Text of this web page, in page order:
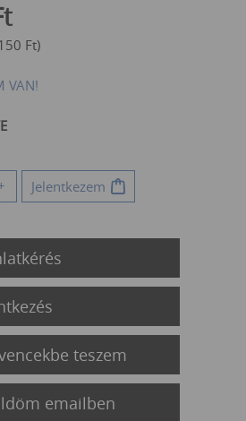
Ft)
VAN!
Jelentkezem
teszem
emailben